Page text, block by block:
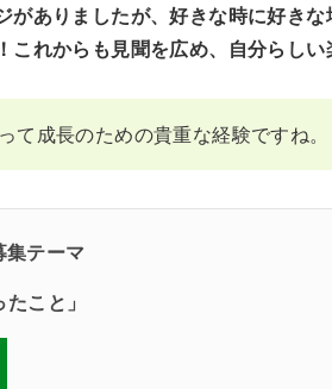
がありましたが、好きな時に好き
これからも見聞を広め、自分らし
て成長のための貴重な経験ですね。
テーマ
こと」